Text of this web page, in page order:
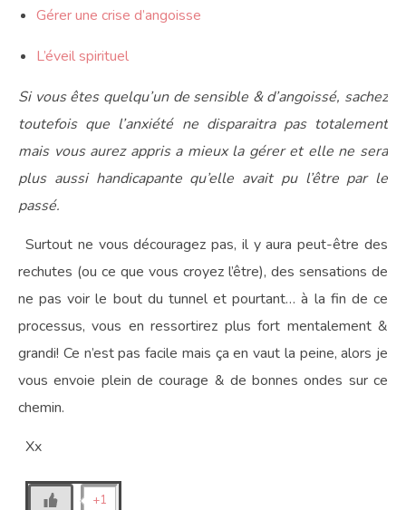
Gérer une crise d’angoisse
L’éveil spirituel
Si vous êtes quelqu’un de sensible & d’angoissé, sachez
toutefois que l’anxiété ne disparaitra pas totalement
mais vous aurez appris a mieux la gérer et elle ne sera
plus aussi handicapante qu’elle avait pu l’être par le
passé.
Surtout ne vous découragez pas, il y aura peut-être des
rechutes (ou ce que vous croyez l’être), des sensations de
ne pas voir le bout du tunnel et pourtant… à la fin de ce
processus, vous en ressortirez plus fort mentalement &
grandi! Ce n’est pas facile mais ça en vaut la peine, alors je
vous envoie plein de courage & de bonnes ondes sur ce
chemin.
Xx
+1